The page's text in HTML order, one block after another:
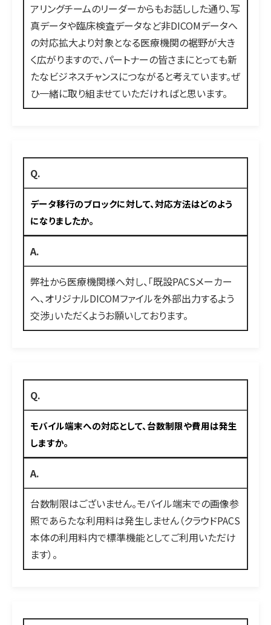
アリングチームのリーダーからもお話しした通り、写
真データや臨床検査データなど非DICOMデータへ
の対応拡大より対象となる医療機関の裾野が大き
く広がりますので、パートナーの皆さまにとっても新
たなビジネスチャンスにつながると考えています。ぜ
ひ一緒に取り組ませていただければと思います。​​​​​​​​​​​​​​​​
Q.
データ移行のブロックに対して、対応方法はどのよう
になりましたか。
A.
弊社から医療機関様へ対し、「既設PACSメーカー
へ、オリジナルDICOMファイルを外部出力するよう
交渉」いただくようお願いしております。
Q.
モバイル端末への対応として、台数制限や費用は発生
しますか。
A.
台数制限はございません。モバイル端末での画像参
照であらたな利用料は発生しません（クラウドPACS
本体の利用料内で標準機能としてご利用いただけ
ます）。